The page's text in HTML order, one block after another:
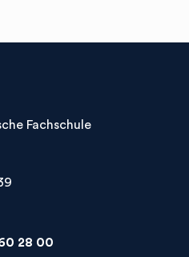
Fachschule
28 00